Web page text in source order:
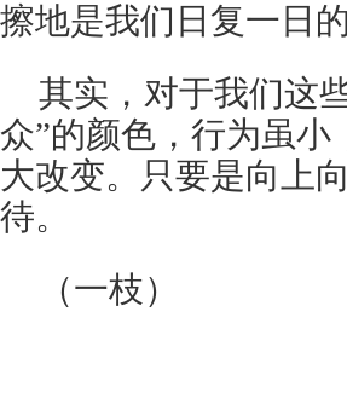
擦地是我们日复一日
其实，对于我们这
众”的颜色，行为虽
大改变。只要是向上
待。
（一枝）